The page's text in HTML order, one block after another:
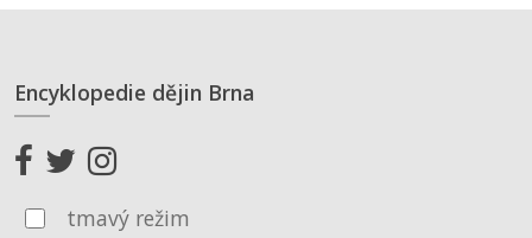
Encyklopedie dějin Brna
tmavý režim